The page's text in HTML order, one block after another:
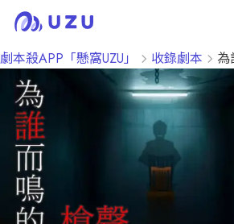
劇本殺APP「懸窩UZU」
收錄劇本 為